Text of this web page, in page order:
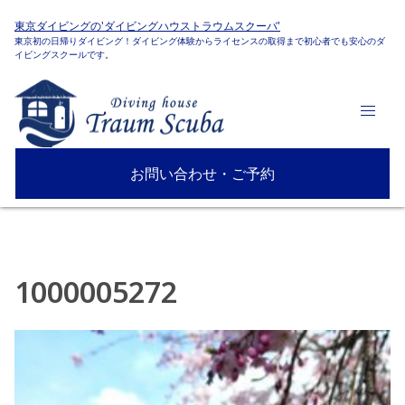
東京ダイビングの'ダイビングハウストラウムスクーバ'
東京初の日帰りダイビング！ダイビング体験からライセンスの取得まで初心者でも安心のダ
イビングスクールです。
お問い合わせ・ご予約
1000005272